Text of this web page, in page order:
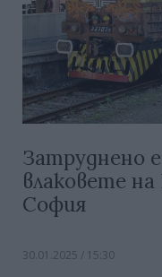
Затруднено
влаковете
София
30.01.2025 / 15:30